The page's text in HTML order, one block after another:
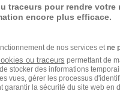
traceurs pour rendre votre
encore plus efficace.
de nos services et ne
ou traceurs permettant de
stocker des informations
vues, gérer les processus
la sécurité du site web en